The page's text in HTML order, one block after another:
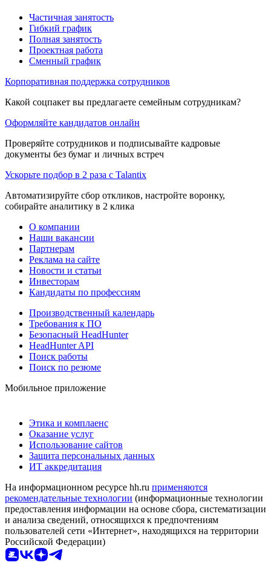
Частичная занятость
Гибкий график
Полная занятость
Проектная работа
Сменный график
Корпоративная поддержка сотрудников
Какой соцпакет вы предлагаете семейным сотрудникам?
Оформляйте кандидатов онлайн
Проверяйте сотрудников и подписывайте кадровые
документы без бумаг и личных встреч
Ускорьте подбор в 2 раза с Talantix
Автоматизируйте сбор откликов, настройте воронку,
собирайте аналитику в 2 клика
О компании
Наши вакансии
Партнерам
Реклама на сайте
Новости и статьи
Инвесторам
Кандидаты по профессиям
Производственный календарь
Требования к ПО
Безопасный HeadHunter
HeadHunter API
Поиск работы
Поиск по резюме
Мобильное приложение
Этика и комплаенс
Оказание услуг
Использование сайтов
Защита персональных данных
ИТ аккредитация
На информационном ресурсе hh.ru применяются
рекомендательные технологии (информационные технологии
предоставления информации на основе сбора, систематизации
и анализа сведений, относящихся к предпочтениям
пользователей сети «Интернет», находящихся на территории
Российской Федерации)